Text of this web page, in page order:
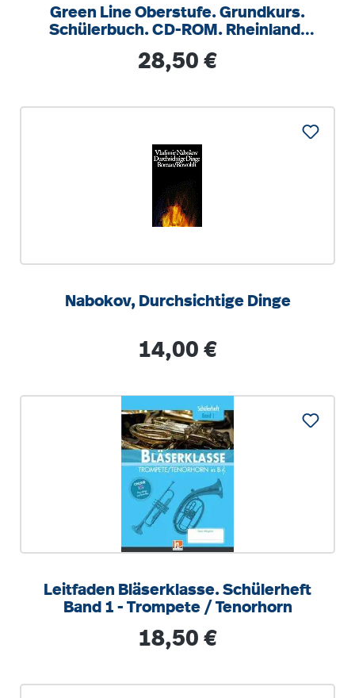
Green Line Oberstufe. Grundkurs.
Schülerbuch. CD-ROM. Rheinland-
Regulärer Preis:
28,50 €
Nabokov, Durchsichtige Dinge
Regulärer Preis:
14,00 €
Leitfaden Bläserklasse. Schülerheft
Band 1 - Trompete / Tenorhorn
Regulärer Preis:
18,50 €